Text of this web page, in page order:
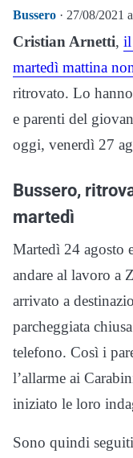
Bussero · 27/08/2021
Cristian Arnetti, il
martedì mattina
ritrovato. Lo
e parenti del
oggi, venerdì 27
Bussero,
martedì
Martedì 24 agosto
andare al lavoro a
arrivato a
parcheggiata
telefono. Così i
l’allarme ai
iniziato le loro
Sono quindi